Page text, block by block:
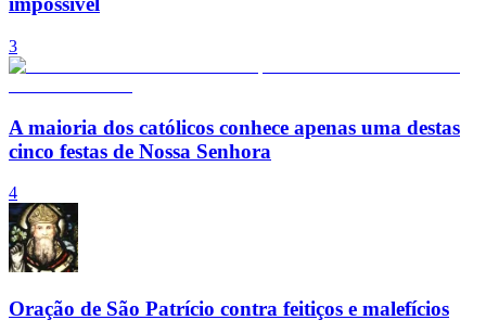
3
A maioria dos católicos conhece apenas uma destas
cinco festas de Nossa Senhora
4
Oração de São Patrício contra feitiços e malefícios